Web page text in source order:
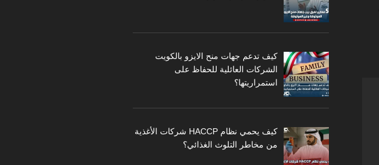
كيف تدعم جهات منح الايزو بالكويت
الشركات العائلية للحفاظ على
استمراريتها؟
كيف يحمي نظام HACCP شركات الأغذية
من مخاطر التلوث الغذائي؟